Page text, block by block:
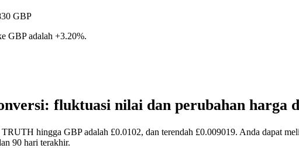
GBP
GBP adalah +3.20%.
fluktuasi nilai dan perubahan harga
hingga GBP adalah £0.0102, dan terendah £0.009019. Anda dapat
90 hari terakhir.